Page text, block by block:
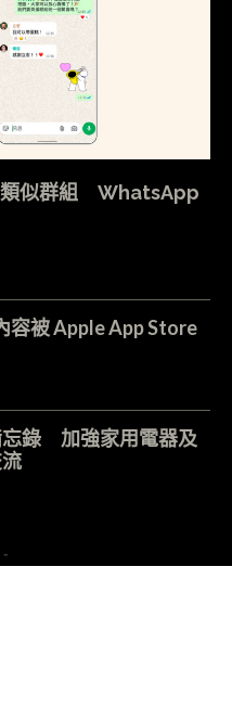
類似群組 WhatsApp
容被 Apple App Store
忘錄 加強家用電器及
-